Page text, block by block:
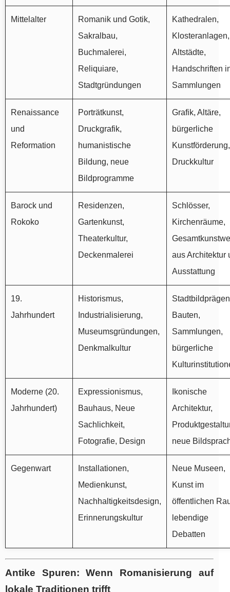
Mittelalter
Romanik und Gotik,
Sakralbau,
Buchmalerei,
Reliquiare,
Stadtgründungen
Kathedralen,
Klosteranlagen,
Altstädte,
Handschriften
Sammlungen
Renaissance
und
Reformation
Porträtkunst,
Druckgrafik,
humanistische
Bildung, neue
Bildprogramme
Grafik, Altäre,
bürgerliche
Kunstförderung,
Druckkultur
Barock und
Rokoko
Residenzen,
Gartenkunst,
Theaterkultur,
Deckenmalerei
Schlösser,
Kirchenräume,
aus Architektur
Ausstattung
19.
Jahrhundert
Historismus,
Industrialisierung,
Museumsgründungen,
Denkmalkultur
Bauten,
Sammlungen,
bürgerliche
Moderne (20.
Jahrhundert)
Expressionismus,
Bauhaus, Neue
Sachlichkeit,
Fotografie, Design
Ikonische
Architektur,
neue
Gegenwart
Installationen,
Medienkunst,
Nachhaltigkeitsdesign,
Erinnerungskultur
Neue Museen,
Kunst im
öffentlichen
lebendige
Debatten
Antike Spuren: Wenn Romanisierung auf
lokale Traditionen trifft